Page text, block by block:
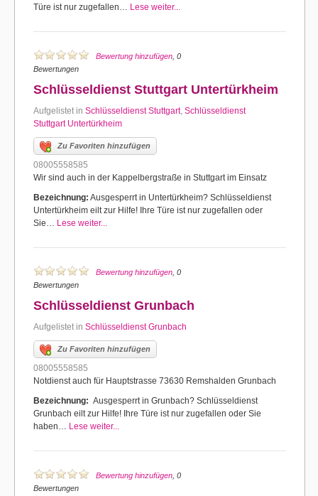
Türe ist nur zugefallen… Lese weiter...
Bewertung hinzufügen , 0
Bewertungen
Schlüsseldienst Stuttgart Untertürkheim
Aufgelistet in Schlüsseldienst Stuttgart, Schlüsseldienst
Stuttgart Untertürkheim
Zu Favoriten hinzufügen
08005558585
Wir sind auch in der Kappelbergstraße in Stuttgart im Einsatz
Bezeichnung: Ausgesperrt in Untertürkheim? Schlüsseldienst
Untertürkheim eilt zur Hilfe! Ihre Türe ist nur zugefallen oder
Sie… Lese weiter...
Bewertung hinzufügen , 0
Bewertungen
Schlüsseldienst Grunbach
Aufgelistet in Schlüsseldienst Grunbach
Zu Favoriten hinzufügen
08005558585
Notdienst auch für Hauptstrasse 73630 Remshalden Grunbach
Bezeichnung: Ausgesperrt in Grunbach? Schlüsseldienst
Grunbach eilt zur Hilfe! Ihre Türe ist nur zugefallen oder Sie
haben… Lese weiter...
Bewertung hinzufügen , 0
Bewertungen